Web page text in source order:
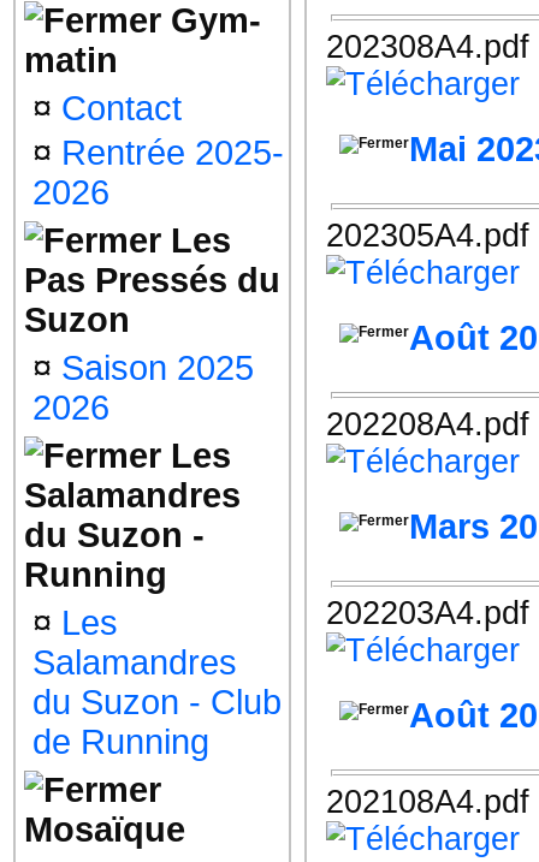
Gym-
matin
¤ Contact
¤ Rentrée 2025-
2026
Les
Pas Pressés du
Suzon
¤ Saison 2025
2026
Les
Salamandres
du Suzon -
Running
¤ Les
Salamandres
du Suzon - Club
de Running
Mosaïque
202308A4.pdf
Mai
202305A4.pdf
Août
202208A4.pdf
Mars
202203A4.pdf
Août
202108A4.pdf